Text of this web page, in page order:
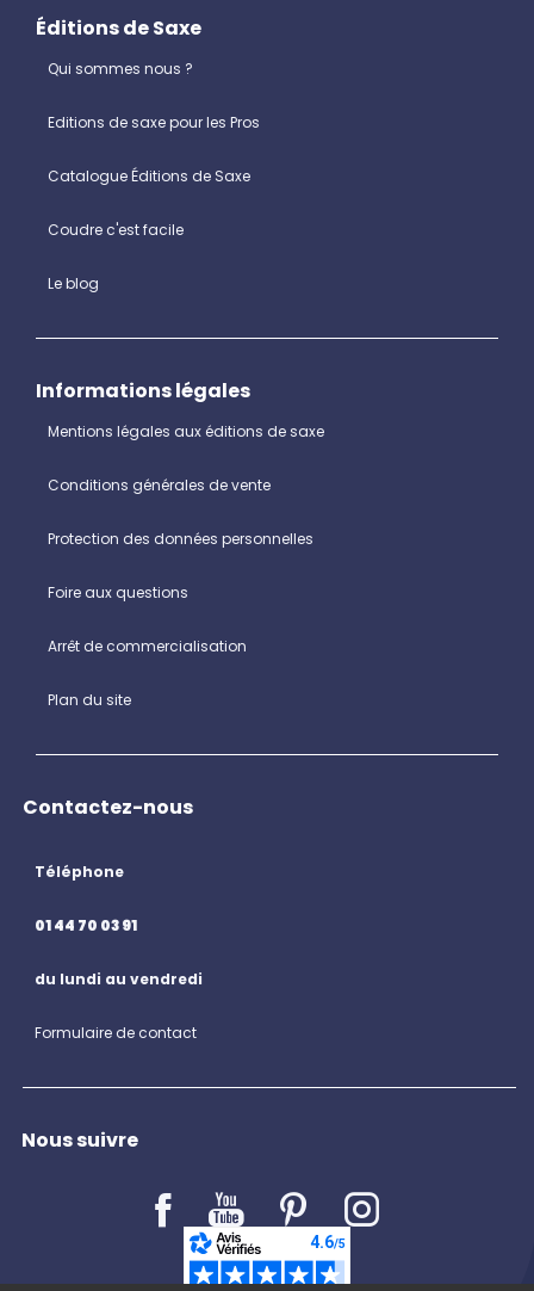
Éditions de Saxe
Qui sommes nous ?
Editions de saxe pour les Pros
Catalogue Éditions de Saxe
Coudre c'est facile
Le blog
Informations légales
Mentions légales aux éditions de saxe
Conditions générales de vente
Protection des données personnelles
Foire aux questions
Arrêt de commercialisation
Plan du site
Contactez-nous
Téléphone
01 44 70 03 91
du lundi au vendredi
Formulaire de contact
Nous suivre